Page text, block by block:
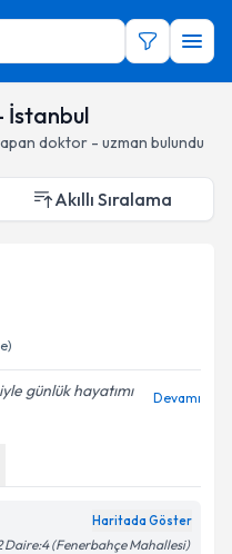
İstanbul
doktor - uzman bulundu
Akıllı Sıralama
günlük hayatımı
Devamı
Haritada Göster
Daire:4 (Fenerbahçe Mahallesi)